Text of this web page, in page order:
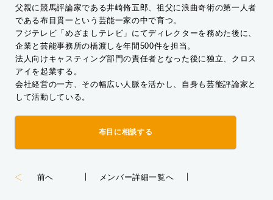
父親に競馬評論家である井崎脩五郎、祖父に浪曲奇術の第一人者
である布目貫一という芸能一家の中で育つ。
フジテレビ「めざましテレビ」にてディレクターを務めた後に、
企業と芸能事務所の橋渡しを年間500件を担当。
法人向けキャスティング部門の責任者となった後に独立、クロス
アイを起業する。
会社経営の一方、その幅広い人脈を活かし、自身も芸能評論家と
して活動している。
布目に相談する
前へ メンバー詳細一覧へ